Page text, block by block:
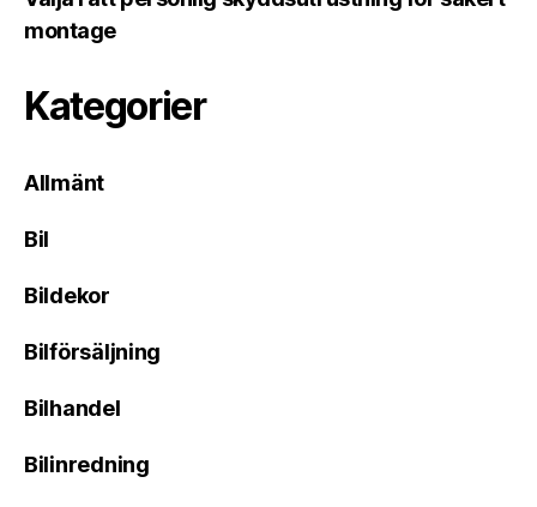
montage
Kategorier
Allmänt
Bil
Bildekor
Bilförsäljning
Bilhandel
Bilinredning